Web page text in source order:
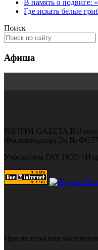
В память о подвиге:
Где искать белые
Поиск
Афиша
ISKITIM-GAZETA.RU
(Роскомнадзор) Эл №
Учредитель ГАУ НСО
При полном или частичном